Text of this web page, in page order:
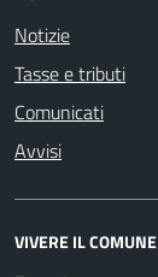
Notizie
Tasse e tributi
Comunicati
Avvisi
VIVERE IL COMUNE